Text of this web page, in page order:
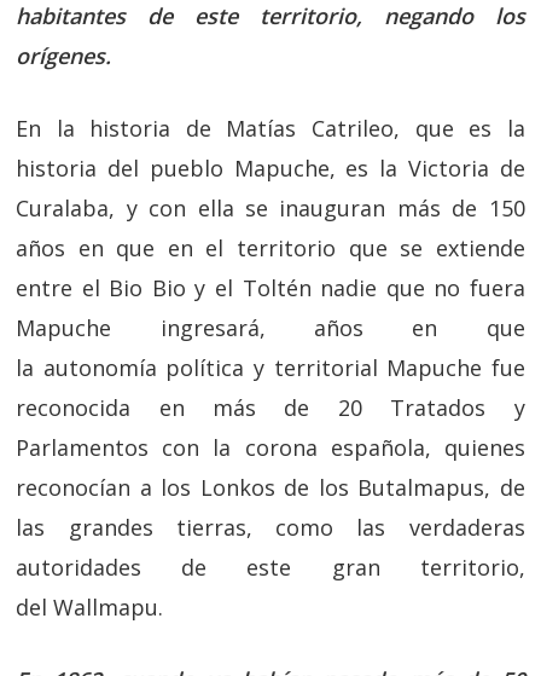
habitantes de este territorio, negando los
orígenes.
En la historia de Matías Catrileo, que es la
historia del pueblo Mapuche, es la Victoria de
Curalaba, y con ella se inauguran más de 150
años en que en el territorio que se extiende
entre el Bio Bio y el Toltén nadie que no fuera
Mapuche ingresará, años en que
la autonomía política y territorial Mapuche fue
reconocida en más de 20 Tratados y
Parlamentos con la corona española, quienes
reconocían a los Lonkos de los Butalmapus, de
las grandes tierras, como las verdaderas
autoridades de este gran territorio,
del Wallmapu.